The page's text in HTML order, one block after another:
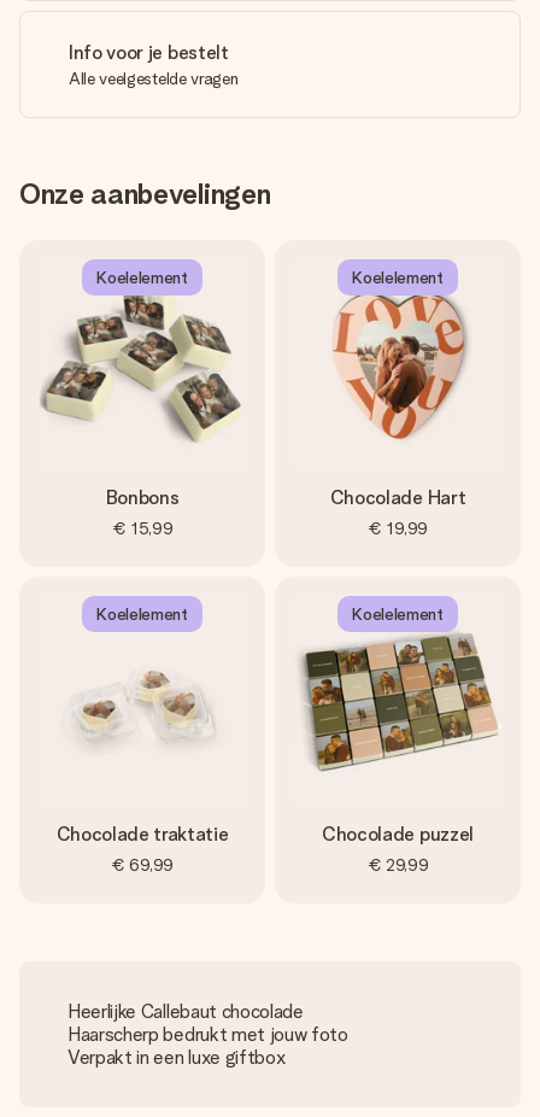
Info voor je bestelt
Alle veelgestelde vragen
Onze aanbevelingen
Koelelement
Bonbons
€ 15,99
Koelelement
Chocolade Hart
€ 19,99
Koelelement
Chocolade traktatie
€ 69,99
Koelelement
Chocolade puzzel
€ 29,99
Heerlijke Callebaut chocolade
Haarscherp bedrukt met jouw foto
Verpakt in een luxe giftbox